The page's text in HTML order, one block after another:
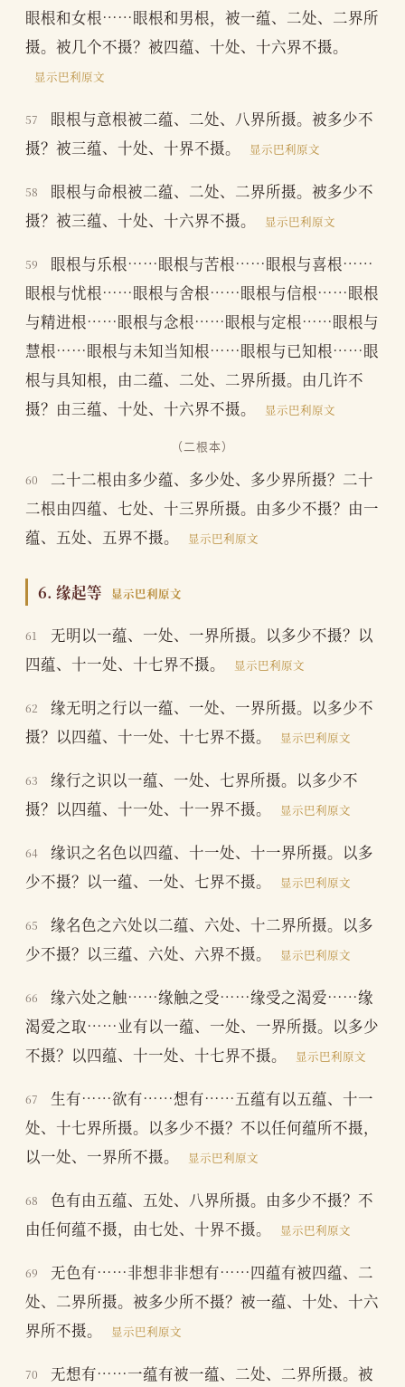
眼根和女根……眼根和男根，被一蕴、二处、二界所
摄。被几个不摄？被四蕴、十处、十六界不摄。
显示巴利原文
57
眼根与意根被二蕴、二处、八界所摄。被多少不
摄？被三蕴、十处、十界不摄。
显示巴利原文
58
眼根与命根被二蕴、二处、二界所摄。被多少不
摄？被三蕴、十处、十六界不摄。
显示巴利原文
59
眼根与乐根……眼根与苦根……眼根与喜根……
眼根与忧根……眼根与舍根……眼根与信根……眼根
与精进根……眼根与念根……眼根与定根……眼根与
慧根……眼根与未知当知根……眼根与已知根……眼
根与具知根，由二蕴、二处、二界所摄。由几许不
摄？由三蕴、十处、十六界不摄。
显示巴利原文
（二根本）
60
二十二根由多少蕴、多少处、多少界所摄？二十
二根由四蕴、七处、十三界所摄。由多少不摄？由一
蕴、五处、五界不摄。
显示巴利原文
6. 缘起等 显示巴利原文
61
无明以一蕴、一处、一界所摄。以多少不摄？以
四蕴、十一处、十七界不摄。
显示巴利原文
62
缘无明之行以一蕴、一处、一界所摄。以多少不
摄？以四蕴、十一处、十七界不摄。
显示巴利原文
63
缘行之识以一蕴、一处、七界所摄。以多少不
摄？以四蕴、十一处、十一界不摄。
显示巴利原文
64
缘识之名色以四蕴、十一处、十一界所摄。以多
少不摄？以一蕴、一处、七界不摄。
显示巴利原文
65
缘名色之六处以二蕴、六处、十二界所摄。以多
少不摄？以三蕴、六处、六界不摄。
显示巴利原文
66
缘六处之触……缘触之受……缘受之渴爱……缘
渴爱之取……业有以一蕴、一处、一界所摄。以多少
不摄？以四蕴、十一处、十七界不摄。
显示巴利原文
67
生有……欲有……想有……五蕴有以五蕴、十一
处、十七界所摄。以多少不摄？不以任何蕴所不摄，
以一处、一界所不摄。
显示巴利原文
68
色有由五蕴、五处、八界所摄。由多少不摄？不
由任何蕴不摄，由七处、十界不摄。
显示巴利原文
69
无色有……非想非非想有……四蕴有被四蕴、二
处、二界所摄。被多少所不摄？被一蕴、十处、十六
界所不摄。
显示巴利原文
70
无想有……一蕴有被一蕴、二处、二界所摄。被